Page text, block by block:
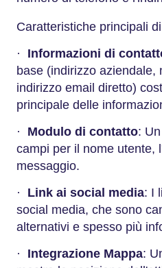
Caratteristiche principali
· Informazioni di
base (indirizzo aziendale,
indirizzo email diretto)
principale delle
· Modulo di contatto:
campi per il nome utente,
messaggio.
· Link ai social media: I
social media, che sono
alternativi e spesso più
· Integrazione Mappa: